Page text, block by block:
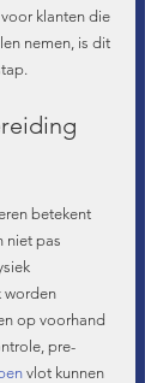
klanten die
nemen, is dit
betekent
niet pas
worden
op voorhand
pre-
vlot kunnen